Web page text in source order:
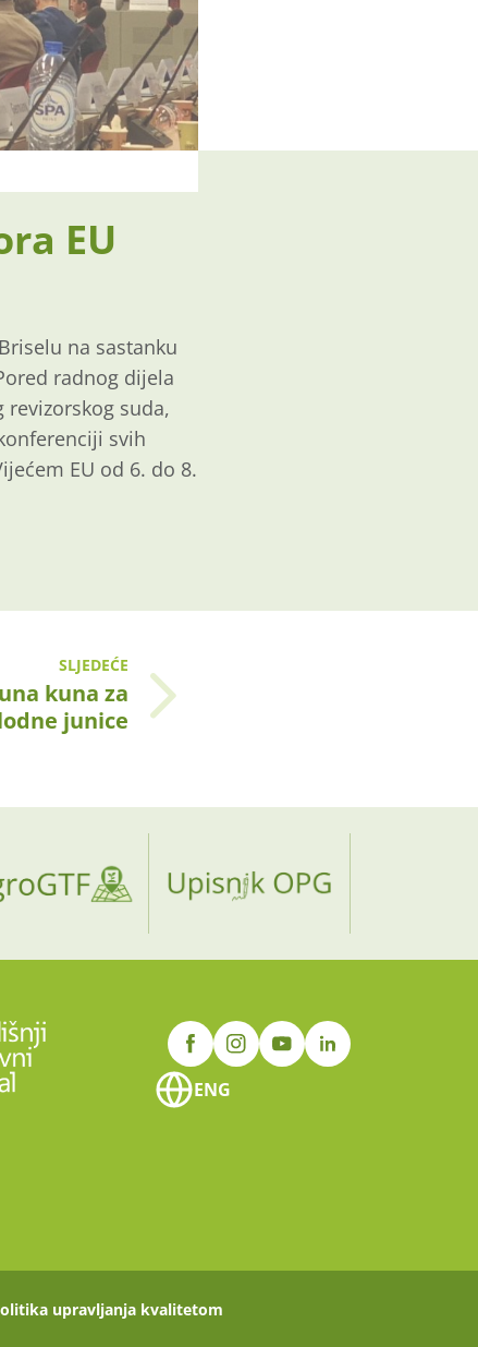
EU
na sastanku
radnog dijela
suda,
svih
EU od 6. do 8.
SLJEDEĆE
kuna za
junice
ENG
upravljanja kvalitetom